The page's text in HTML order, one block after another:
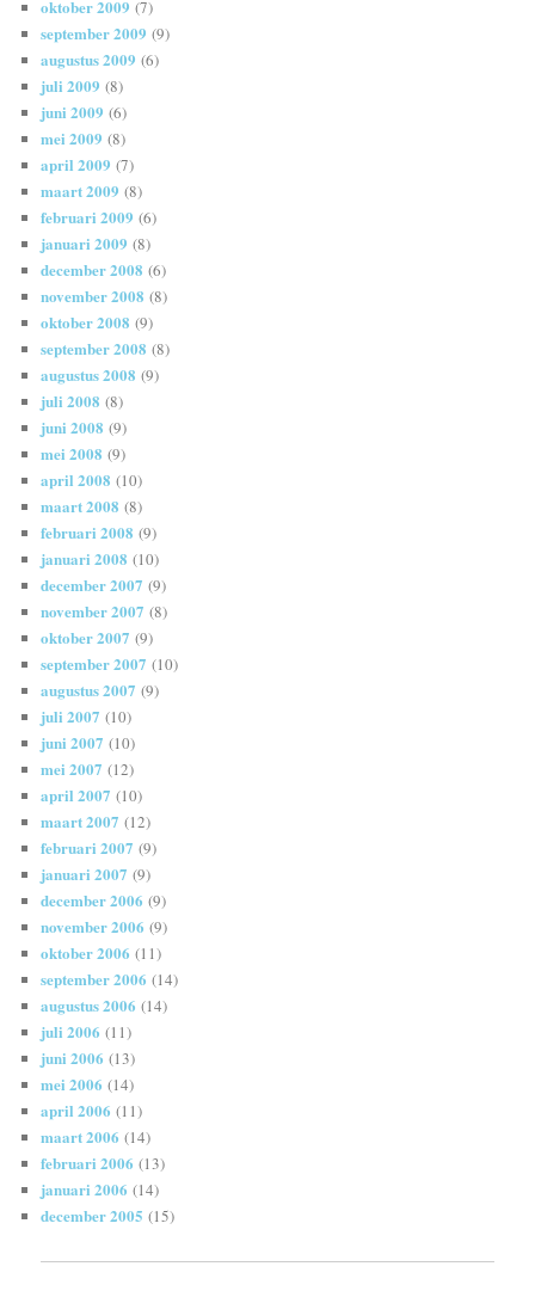
oktober 2009 (7)
september 2009 (9)
augustus 2009 (6)
juli 2009 (8)
juni 2009 (6)
mei 2009 (8)
april 2009 (7)
maart 2009 (8)
februari 2009 (6)
januari 2009 (8)
december 2008 (6)
november 2008 (8)
oktober 2008 (9)
september 2008 (8)
augustus 2008 (9)
juli 2008 (8)
juni 2008 (9)
mei 2008 (9)
april 2008 (10)
maart 2008 (8)
februari 2008 (9)
januari 2008 (10)
december 2007 (9)
november 2007 (8)
oktober 2007 (9)
september 2007 (10)
augustus 2007 (9)
juli 2007 (10)
juni 2007 (10)
mei 2007 (12)
april 2007 (10)
maart 2007 (12)
februari 2007 (9)
januari 2007 (9)
december 2006 (9)
november 2006 (9)
oktober 2006 (11)
september 2006 (14)
augustus 2006 (14)
juli 2006 (11)
juni 2006 (13)
mei 2006 (14)
april 2006 (11)
maart 2006 (14)
februari 2006 (13)
januari 2006 (14)
december 2005 (15)